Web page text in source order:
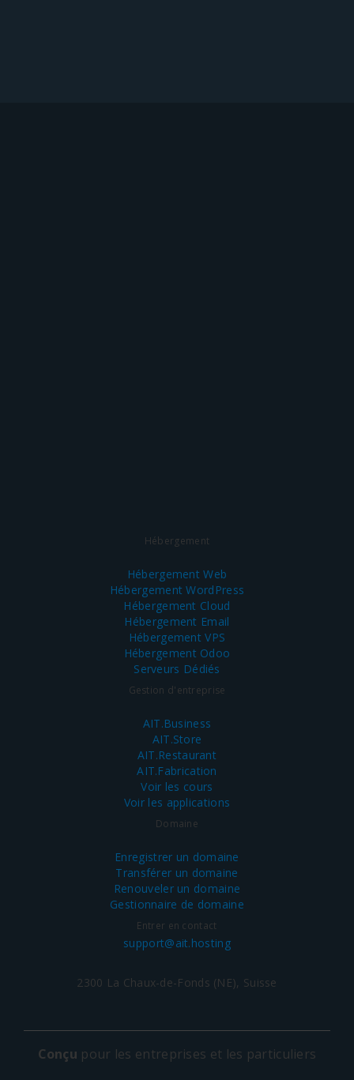
Hébergement
Hébergement Web
Hébergement WordPress
Hébergement Cloud
Hébergement Email
Hébergement VPS
Hébergement Odoo
Serveurs Dédiés
Gestion d'entreprise
AIT.Business
AIT.Store
AIT.Restaurant
AIT.Fabrication
Voir les cours
Voir les applications
Domaine
Enregistrer un domaine
Transférer un domaine
Renouveler un domaine
Gestionnaire de domaine
Entrer en contact
support@ait.hosting
2300 La Chaux-de-Fonds (NE), Suisse
Conçu pour les entreprises et les particuliers